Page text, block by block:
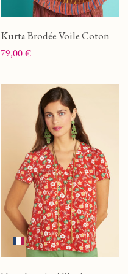
Kurta Brodée Voile Coton
Prix
79,00 €